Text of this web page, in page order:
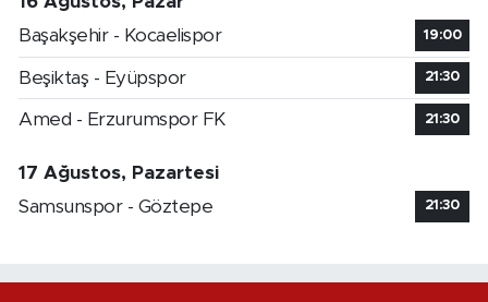
Başakşehir - Kocaelispor
19:00
Beşiktaş - Eyüpspor 21:30
Amed - Erzurumspor FK 21:30
17 Ağustos, Pazartesi
Samsunspor - Göztepe
21:30